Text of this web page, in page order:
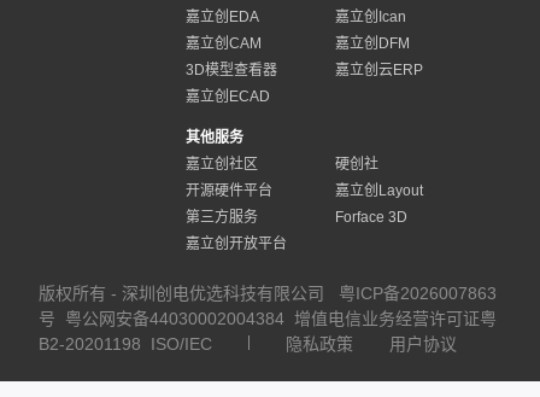
嘉立创EDA
嘉立创Ican
嘉立创CAM
嘉立创DFM
3D模型查看器
嘉立创云ERP
嘉立创ECAD
其他服务
嘉立创社区
硬创社
开源硬件平台
嘉立创Layout
第三方服务
Forface 3D
嘉立创开放平台
版权所有 - 深圳创电优选科技有限公司
粤ICP备2026007863
号
粤公网安备44030002004384 增值电信业务经营许可证粤
B2-20201198
ISO/IEC 隐私政策 用户协议